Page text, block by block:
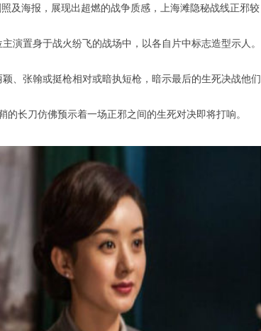
及海报，展现出超燃的战争质感，上海滩隐秘战线正邪较
演置身于战火纷飞的战场中，以各自片中标志造型示人。
、张翰或挺枪相对或暗执短枪，暗示最后的生死决战他们
长刀仿佛预示着一场正邪之间的生死对决即将打响。